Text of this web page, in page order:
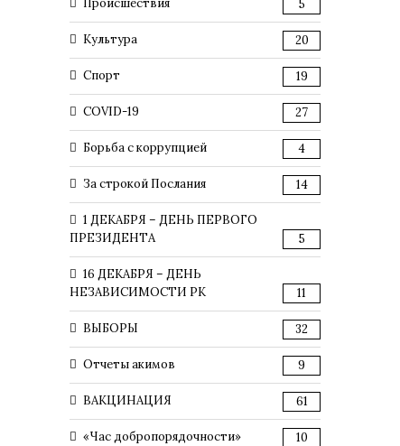
Происшествия 5
Культура 20
Спорт 19
COVID-19 27
Борьба с коррупцией 4
За строкой Послания 14
1 ДЕКАБРЯ – ДЕНЬ ПЕРВОГО
ПРЕЗИДЕНТА
5
16 ДЕКАБРЯ – ДЕНЬ
НЕЗАВИСИМОСТИ РК
11
ВЫБОРЫ 32
Отчеты акимов 9
ВАКЦИНАЦИЯ 61
«Час добропорядочности» 10